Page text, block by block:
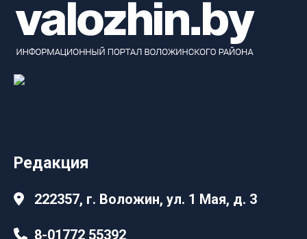
Редакция
222357, г. Воложин, ул. 1 Мая, д. 3
8-01772 55392